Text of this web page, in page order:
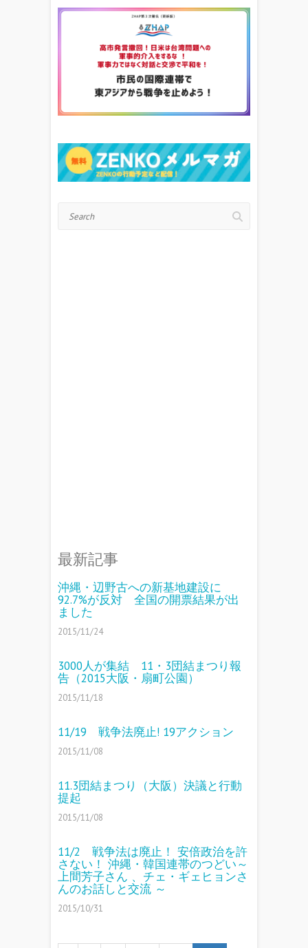
最新記事
沖縄・辺野古への新基地建設に
92.7%が反対 全国の開票結果が出
ました
2015/11/24
3000人が集結 11・3団結まつり報
告（2015大阪・扇町公園）
2015/11/18
11/19 戦争法廃止! 19アクション
2015/11/08
11.3団結まつり（大阪）決議と行動
提起
2015/11/08
11/2 戦争法は廃止！ 安倍政治を許
さない！ 沖縄・韓国連帯のつどい～
上間芳子さん 、チェ・ギェヒョンさ
んのお話しと交流 ～
2015/10/31